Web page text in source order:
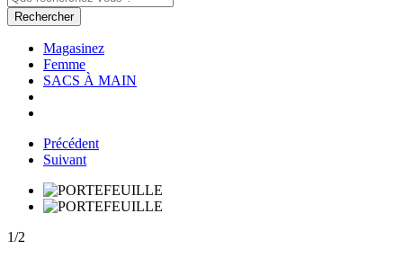
Rechercher
Magasinez
Femme
SACS À MAIN
Précédent
Suivant
1/2